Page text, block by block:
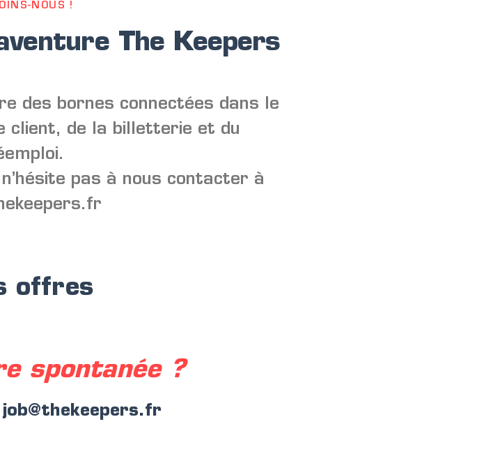
NOUS !
The Keepers
des bornes connectées dans le
client, de la billetterie et du
pas à nous contacter à
offres
spontanée ?